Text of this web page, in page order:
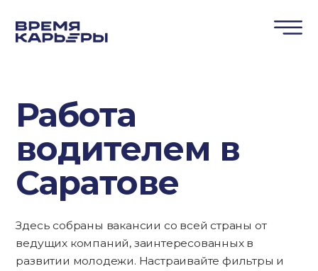
Работа
водителем в
Саратове
Здесь собраны вакансии со всей страны от
ведущих компаний, заинтересованных в
развитии молодежи. Настраивайте фильтры и